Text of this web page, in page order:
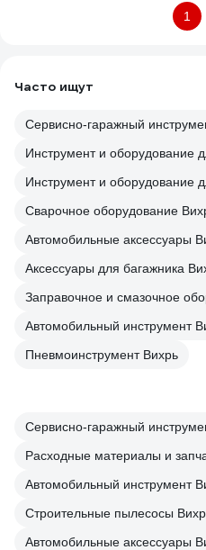
1
Часто ищут
Сервисно-гаражный
Инструмент и оборудование
Инструмент и оборудование
Сварочное оборудование
Автомобильные аксессуары
Аксессуары для багажника
Заправочное и смазочное
Автомобильный инструмент
Пневмоинструмент Вихрь
Сервисно-гаражный
Расходные материалы и
Автомобильный инструмент
Строительные пылесосы
Автомобильные аксессуары